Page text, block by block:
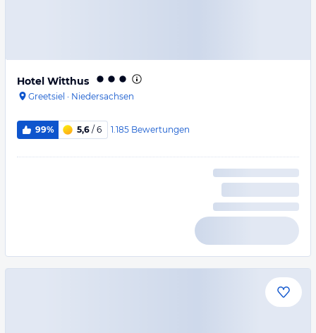
Hotel Witthus
Greetsiel · Niedersachsen
99% 5,6 / 6 1.185 Bewertungen